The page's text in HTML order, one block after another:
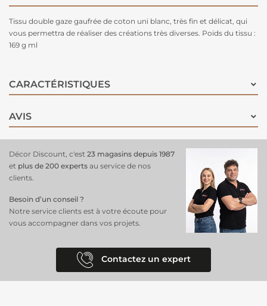
Tissu double gaze gaufrée de coton uni blanc, très fin et délicat, qui
vous permettra de réaliser des créations très diverses. Poids du tissu :
169 g ml
CARACTÉRISTIQUES
AVIS
Décor Discount, c'est 23 magasins depuis 1987
et plus de 200 experts au service de nos
clients.
Besoin d’un conseil ?
Notre service clients est à votre écoute pour
vous accompagner dans vos projets.
Contactez un expert